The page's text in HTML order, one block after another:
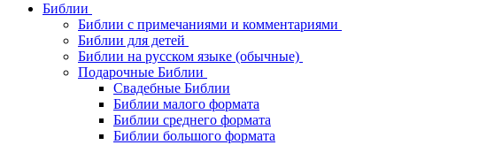
Библии
Библии с примечаниями и комментариями
Библии для детей
Библии на русском языке (обычные)
Подарочные Библии
Свадебные Библии
Библии малого формата
Библии среднего формата
Библии большого формата